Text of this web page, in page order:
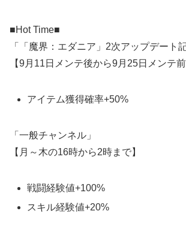
■Hot Time■
「「魔界：エダニア」2次アップデート記
【9月11日メンテ後から9月25日メンテ前
アイテム獲得確率+50%
「一般チャンネル」
【月～木の16時から2時まで】
戦闘経験値+100%
スキル経験値+20%